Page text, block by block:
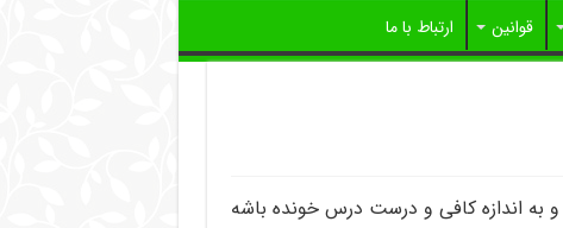
قوانین ارتباط با ما
به اندازه کافی و درست درس خونده باشه